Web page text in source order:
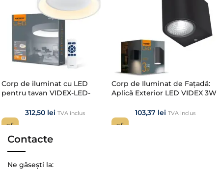
Corp de iluminat cu LED
pentru tavan VIDEX-LED-
312,50 lei TVA inclus
Corp de Iluminat de Fațadă:
Aplică Exterior LED VIDEX 3W
103,37 lei TVA inclus
Contacte
Ne găsești la: